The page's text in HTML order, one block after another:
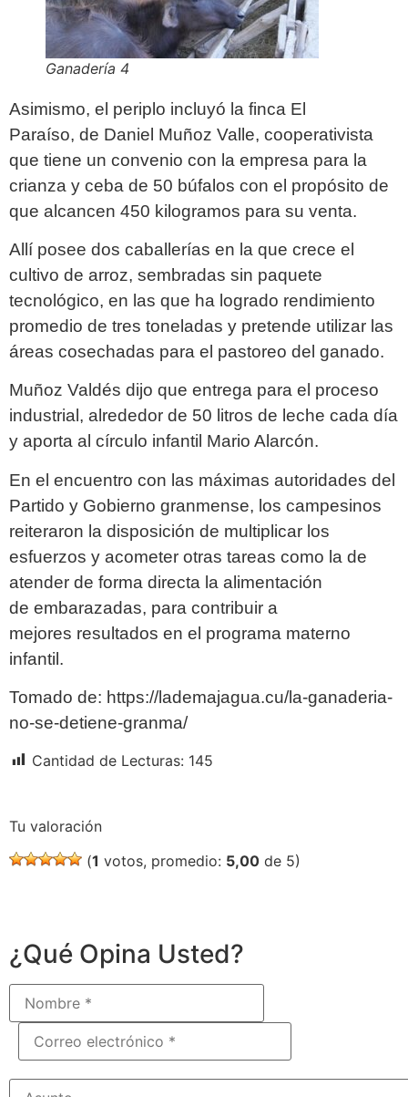
Ganadería 4
Asimismo, el periplo incluyó la finca El
Paraíso, de Daniel Muñoz Valle, cooperativista
que tiene un convenio con la empresa para la
crianza y ceba de 50 búfalos con el propósito de
que alcancen 450 kilogramos para su venta.
Allí posee dos caballerías en la que crece el
cultivo de arroz, sembradas sin paquete
tecnológico, en las que ha logrado rendimiento
promedio de tres toneladas y pretende utilizar las
áreas cosechadas para el pastoreo del ganado.
Muñoz Valdés dijo que entrega para el proceso
industrial, alrededor de 50 litros de leche cada día
y aporta al círculo infantil Mario Alarcón.
En el encuentro con las máximas autoridades del
Partido y Gobierno granmense, los campesinos
reiteraron la disposición de multiplicar los
esfuerzos y acometer otras tareas como la de
atender de forma directa la alimentación
de embarazadas, para contribuir a
mejores resultados en el programa materno
infantil.
Tomado de: https://lademajagua.cu/la-ganaderia-
no-se-detiene-granma/
Cantidad de Lecturas: 145
Tu valoración
(1 votos, promedio: 5,00 de 5)
¿Qué Opina Usted?